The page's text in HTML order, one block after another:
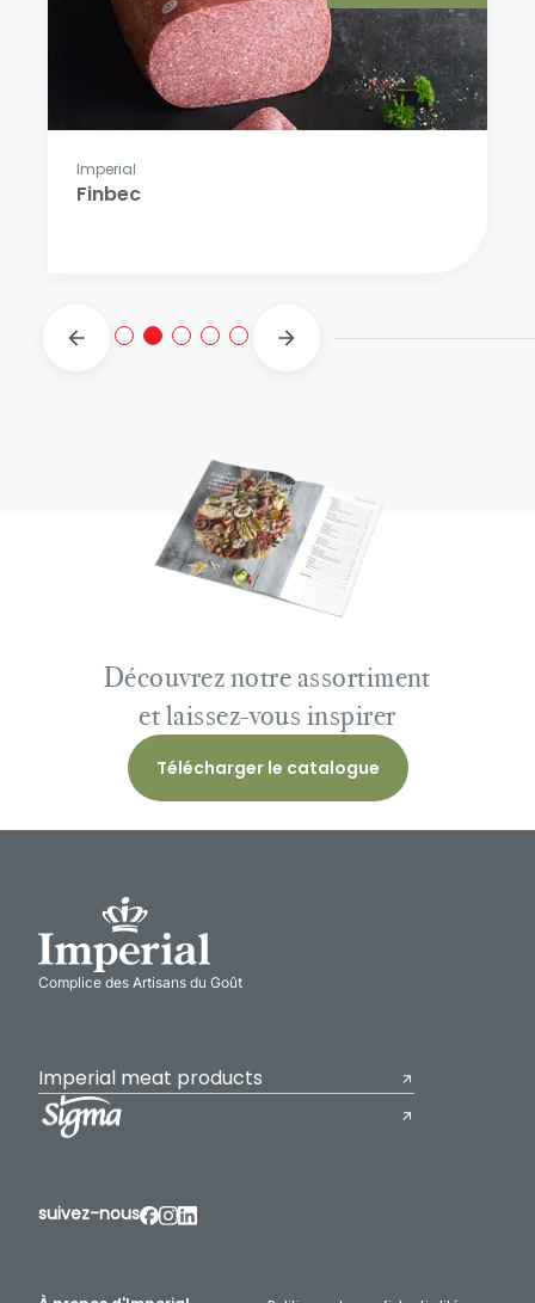
Imperial
Finbec
Découvrez notre assortiment
et laissez-vous inspirer
Télécharger le catalogue
Complice des Artisans du Goût
Imperial meat products
suivez-nous